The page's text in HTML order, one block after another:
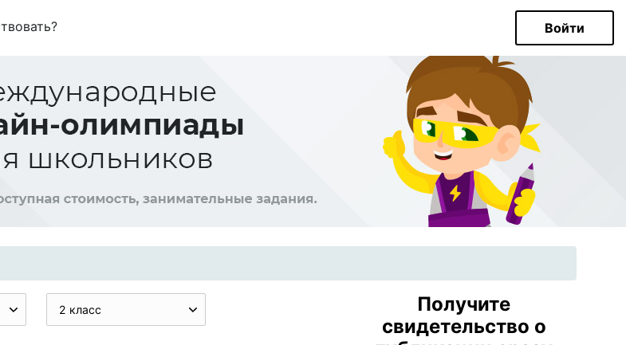
Войти
2 класс
Получите
свидетельство о